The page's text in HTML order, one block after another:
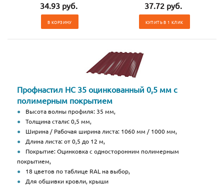
34.93 руб.
В КОРЗИНУ
37.72 руб.
КУПИТЬ В 1 КЛИК
Профнастил НС 35 оцинкованный 0,5 мм с
полимерным покрытием
Высота волны профиля: 35 мм,
Толщина стали: 0,5 мм,
Ширина / Рабочая ширина листа: 1060 мм / 1000 мм,
Длина листа: от 0,5 до 12 м,
Покрытие: Оцинковка с односторонним полимерным
покрытием,
18 цветов по таблице RAL на выбор,
Для обшивки кровли, крыши